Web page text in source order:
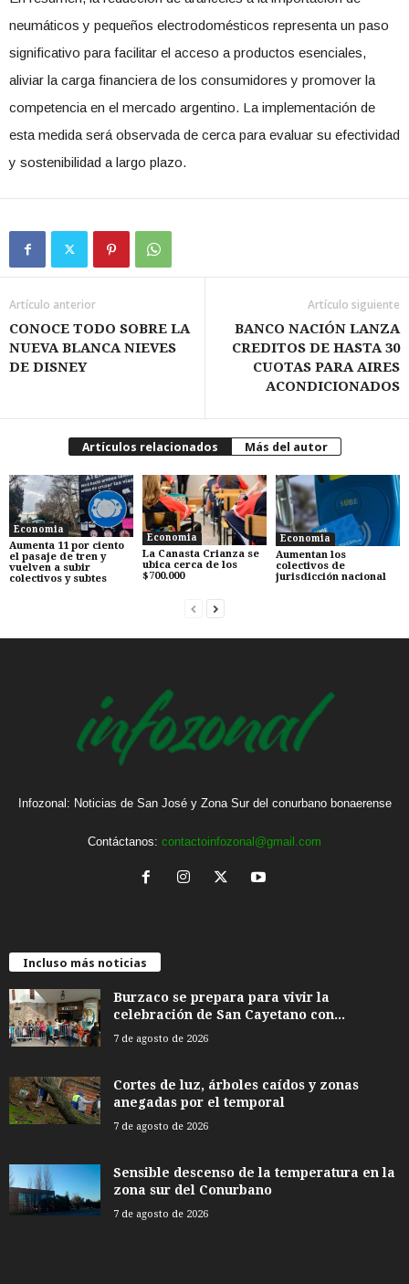
neumáticos y pequeños electrodomésticos representa un paso
significativo para facilitar el acceso a productos esenciales,
aliviar la carga financiera de los consumidores y promover la
competencia en el mercado argentino. La implementación de
esta medida será observada de cerca para evaluar su efectividad
y sostenibilidad a largo plazo.
Artículo anterior
CONOCE TODO SOBRE LA
NUEVA BLANCA NIEVES
DE DISNEY
Artículo siguiente
BANCO NACIÓN LANZA
CREDITOS DE HASTA 30
CUOTAS PARA AIRES
ACONDICIONADOS
Artículos relacionados Más del autor
Economia
Aumenta 11 por ciento
el pasaje de tren y
vuelven a subir
colectivos y subtes
Economia
La Canasta Crianza se
ubica cerca de los
$700.000
Economia
Aumentan los
colectivos de
jurisdicción nacional
Infozonal: Noticias de San José y Zona Sur del conurbano bonaerense
Contáctanos: contactoinfozonal@gmail.com
Incluso más noticias
Burzaco se prepara para vivir la
celebración de San Cayetano con...
7 de agosto de 2026
Cortes de luz, árboles caídos y zonas
anegadas por el temporal
7 de agosto de 2026
Sensible descenso de la temperatura en la
zona sur del Conurbano
7 de agosto de 2026